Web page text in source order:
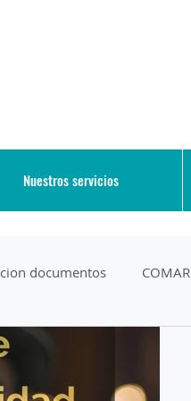
Nuestros servicios
documentos COMAR
Deportation